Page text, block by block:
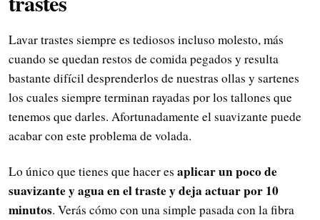
Lavar trastes siempre es tediosos incluso molesto, más
cuando se quedan restos de comida pegados y resulta
bastante difícil desprenderlos de nuestras ollas y sartenes
los cuales siempre terminan rayadas por los tallones que
tenemos que darles. Afortunadamente el suavizante puede
acabar con este problema de volada.
Lo único que tienes que hacer es aplicar un poco de
suavizante y agua en el traste y deja actuar por 10
minutos. Verás cómo con una simple pasada con la fibra